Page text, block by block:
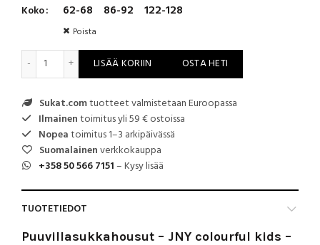
Koko 62-68 86-92 122-128
Poista
Puuvillasukkahousut - JNY colourful kids - Sileä määrä
LISÄÄ KORIIN OSTA HETI
Sukat.comtuotteet valmistetaan Euroopassa
Ilmainentoimitus yli 59 € ostoissa
Nopeatoimitus 1–3 arkipäivässä
Suomalainenverkkokauppa
+358 50 566 7151– Kysy lisää
TUOTETIEDOT
Puuvillasukkahousut – JNY colourful kids –